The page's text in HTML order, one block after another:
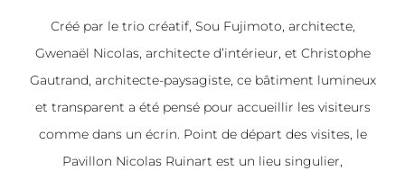
Créé par le trio créatif, Sou Fujimoto, architecte,
Gwenaël Nicolas, architecte d’intérieur, et Christophe
Gautrand, architecte-paysagiste, ce bâtiment lumineux
et transparent a été pensé pour accueillir les visiteurs
comme dans un écrin. Point de départ des visites, le
Pavillon Nicolas Ruinart est un lieu singulier,